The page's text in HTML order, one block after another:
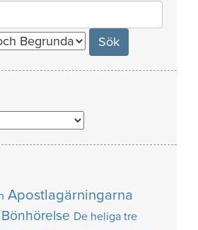
Apostlagärningarna
Bönhörelse De heliga tre